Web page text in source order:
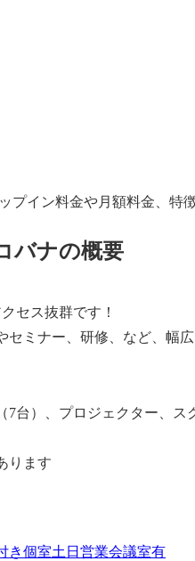
プイン料金や月額料金、特
バナの概要
セス抜群です！
セミナー、研修、など、幅
7台）、プロジェクター、
ります
き個室土日営業会議室有